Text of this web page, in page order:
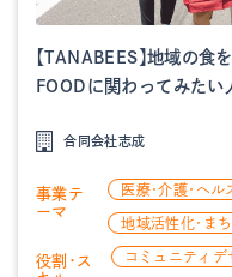
【TANABEES】地域の食
FOODに関わってみたい
合同会社志成
事業テ
ーマ
医療・介護・ヘル
地域活性化・ま
役割・ス
コミュニティデ